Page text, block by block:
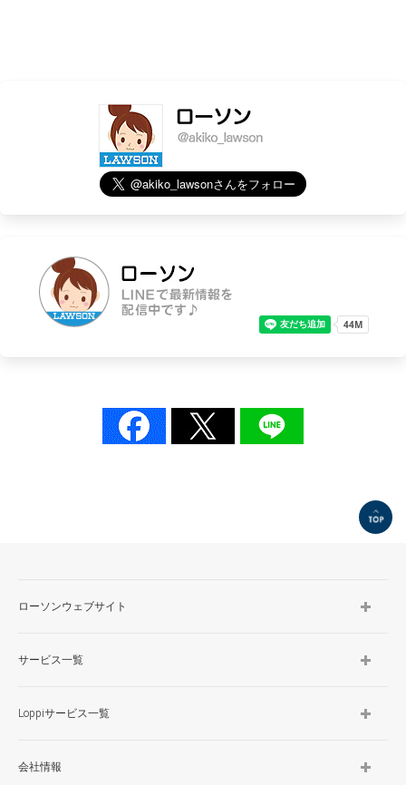
ローソンウェブサイト
サービス一覧
Loppiサービス一覧
会社情報